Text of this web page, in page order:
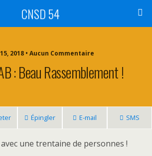
CNSD 54
2018 • Aucun Commentaire
: Beau Rassemblement !
Épingler E-mail SMS
une trentaine de personnes !